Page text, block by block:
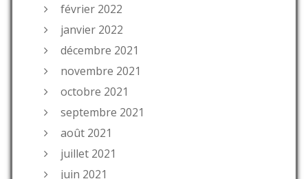
février 2022
janvier 2022
décembre 2021
novembre 2021
octobre 2021
septembre 2021
août 2021
juillet 2021
juin 2021